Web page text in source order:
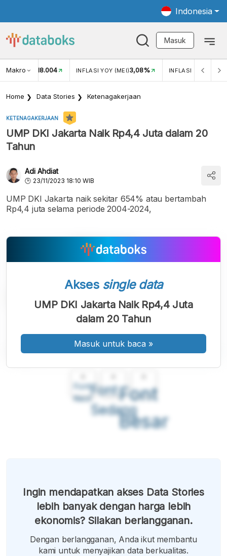
Indonesia
Masuk
Makro
USD/IDR 18.004 INFLASI YOY (MEI)3,08% INFLASI MOM (MEI)
Home Data Stories Ketenagakerjaan
KETENAGAKERJAAN
UMP DKI Jakarta Naik Rp4,4 Juta dalam 20
Tahun
Adi Ahdiat
23/11/2023 18:10 WIB
UMP DKI Jakarta naik sekitar 654% atau bertambah
Rp4,4 juta selama periode 2004-2024,
Font
Kecil
Font
Sedang
Font
Besar
Akses single data
UMP DKI Jakarta Naik Rp4,4 Juta
dalam 20 Tahun
Masuk untuk baca »
Ingin mendapatkan akses Data Stories
lebih banyak dengan harga lebih
ekonomis? Silakan berlangganan.
Dengan berlangganan, Anda ikut membantu
kami untuk menyajikan data berkualitas.